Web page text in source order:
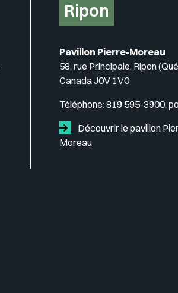
Ripon
Pavillon Pierre-Moreau
58, rue Principale, Ripon
Canada J0V 1V0
Téléphone:819 595-3900,
Découvrir le pavillon
Moreau